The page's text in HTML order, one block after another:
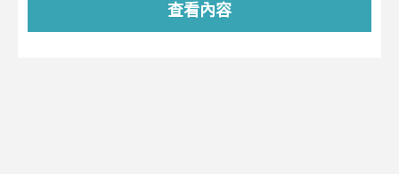
查看內容